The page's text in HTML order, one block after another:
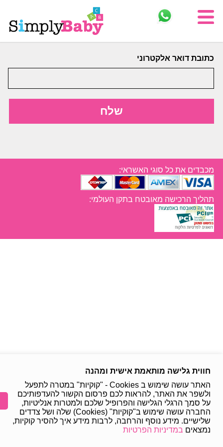
חווית גלישה מותאמת אישית ומהנה
האתר עושה שימוש ב Cookies - "קוקיות" במטרה לתפעל
ולשפר את האתר, להראות לכם פרסום הקשור להעדפותיכם
על סמך הרגלי הגלישה והפרופיל שלכם ולמטרות אנליטיות,
החברה עושה שימוש ב"קוקיות" (Cookies) שלה ושל צדדים
שלישיים. מידע נוסף והרחבה, לרבות מידע איך להסיר קוקיות,
נמצאים במדיניות הפרטיות
כתובת דואר אלקטרוני
מכבדים את כל סוגי האשראי:
תהליך הרכישה מאובטח בתקן העולמי: